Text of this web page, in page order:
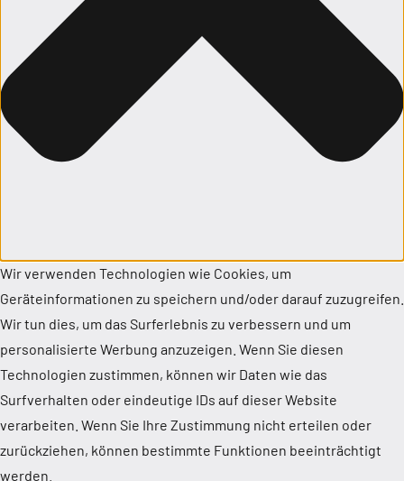
Wir verwenden Technologien wie Cookies, um
Geräteinformationen zu speichern und/oder darauf zuzugreifen.
Wir tun dies, um das Surferlebnis zu verbessern und um
personalisierte Werbung anzuzeigen. Wenn Sie diesen
Technologien zustimmen, können wir Daten wie das
Surfverhalten oder eindeutige IDs auf dieser Website
verarbeiten. Wenn Sie Ihre Zustimmung nicht erteilen oder
zurückziehen, können bestimmte Funktionen beeinträchtigt
werden.